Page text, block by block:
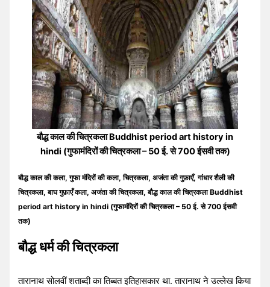
बौद्ध काल की चित्रकला Buddhist period art history in
hindi (गुफामंदिरों की चित्रकला – 50 ई. से 700 ईसवी तक)
बौद्ध काल की कला, गुफा मंदिरों की कला, चित्रकला, अजंता की गुफ़ाएँ, गांधार शैली की
चित्रकला, बाघ गुफ़ाएँ कला, अजंता की चित्रकला, बौद्ध काल की चित्रकला Buddhist
period art history in hindi (गुफामंदिरों की चित्रकला – 50 ई. से 700 ईसवी
तक)
बौद्ध धर्म की चित्रकला
तारानाथ सोलवीं शताब्दी का तिब्बत इतिहासकार था. तारानाथ ने उल्लेख किया